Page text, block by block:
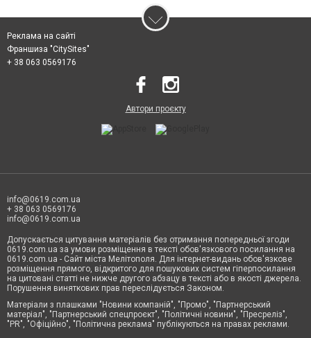
Реклама на сайті
Франшиза "CitySites"
+ 38 063 0569176
Автори проєкту
info@0619.com.ua
+ 38 063 0569176
info@0619.com.ua
Допускається цитування матеріалів без отримання попередньої згоди
0619.com.ua за умови розміщення в тексті обов'язкового посилання на
0619.com.ua - Сайт міста Мелітополя. Для інтернет-видань обов'язкове
розміщення прямого, відкритого для пошукових систем гіперпосилання
на цитовані статті не нижче другого абзацу в тексті або в якості джерела.
Порушення виняткових прав переслідується Законом.
Матеріали з плашками "Новини компаній", "Промо", "Партнерський
матеріал", "Партнерський спецпроєкт", "Політичні новини", "Пресреліз",
"PR", "Офіційно", "Політична реклама" публікуються на правах реклами.